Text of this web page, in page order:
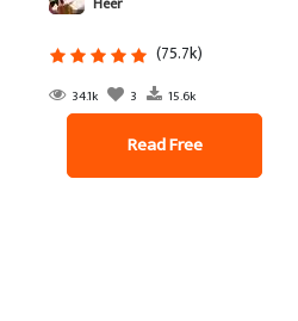
(75.7k)
34.1k 3 15.6k
Read Free